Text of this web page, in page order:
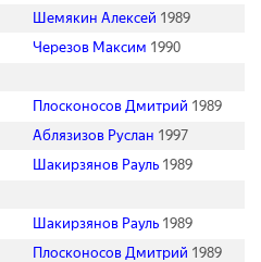
Шемякин Алексей 1989
Черезов Максим 1990
Плосконосов Дмитрий 1989
Аблязизов Руслан 1997
Шакирзянов Рауль 1989
Шакирзянов Рауль 1989
Плосконосов Дмитрий 1989